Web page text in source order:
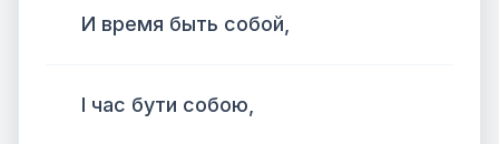
И время быть собой,
І час бути собою,